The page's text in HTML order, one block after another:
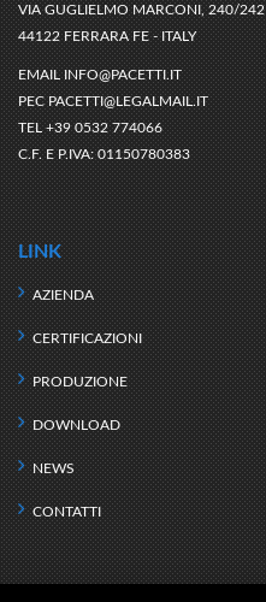
VIA GUGLIELMO MARCONI, 240/242
44122 FERRARA FE - ITALY
EMAIL INFO@PACETTI.IT
PEC PACETTI@LEGALMAIL.IT
TEL +39 0532 774066
C.F. E P.IVA:01150780383
LINK
AZIENDA
CERTIFICAZIONI
PRODUZIONE
DOWNLOAD
NEWS
CONTATTI